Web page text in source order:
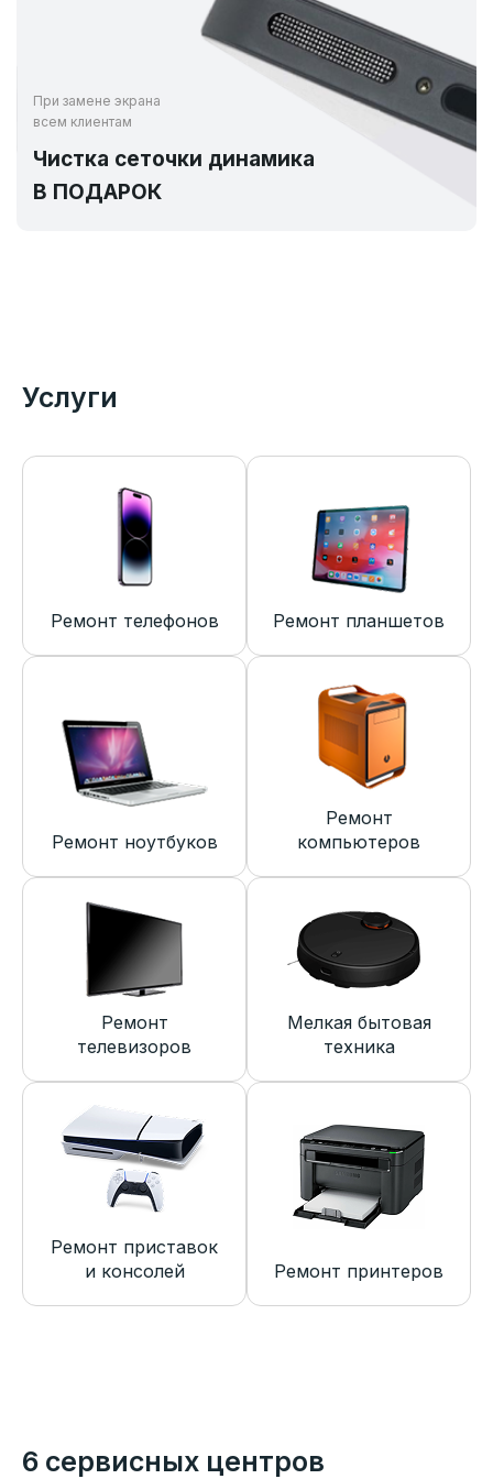
При замене экрана
всем клиентам
Чистка сеточки динамика
В ПОДАРОК
Услуги
Ремонт телефонов Ремонт планшетов
Ремонт ноутбуков
Ремонт
компьютеров
Ремонт
телевизоров
Мелкая бытовая
техника
Ремонт приставок
и консолей
Ремонт принтеров
6 сервисных центров